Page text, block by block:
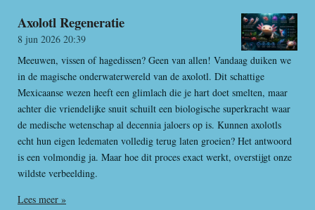
Axolotl Regeneratie
8 jun 2026 20:39
Meeuwen, vissen of hagedissen? Geen van allen! Vandaag duiken we
in de magische onderwaterwereld van de axolotl. Dit schattige
Mexicaanse wezen heeft een glimlach die je hart doet smelten, maar
achter die vriendelijke snuit schuilt een biologische superkracht waar
de medische wetenschap al decennia jaloers op is. Kunnen axolotls
echt hun eigen ledematen volledig terug laten groeien? Het antwoord
is een volmondig ja. Maar hoe dit proces exact werkt, overstijgt onze
wildste verbeelding.
Lees meer »